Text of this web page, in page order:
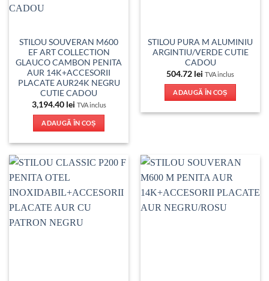
STILOU SOUVERAN M600
EF ART COLLECTION
GLAUCO CAMBON PENITA
AUR 14K+ACCESORII
PLACATE AUR24K NEGRU
CUTIE CADOU
3,194.40 lei TVA inclus
ADAUGĂ ÎN COȘ
STILOU PURA M ALUMINIU
ARGINTIU/VERDE CUTIE
CADOU
504.72 lei TVA inclus
ADAUGĂ ÎN COȘ